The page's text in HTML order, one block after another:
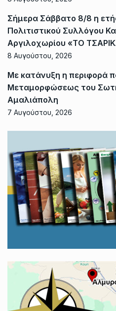
Σήμερα Σάββατο 8/8 η
Πολιτιστικού Συλλόγου
Αργιλοχωρίου «ΤΟ
8 Αυγούστου, 2026
Με κατάνυξη η περιφορά
Μεταμορφώσεως του
Αμαλιάπολη
7 Αυγούστου, 2026